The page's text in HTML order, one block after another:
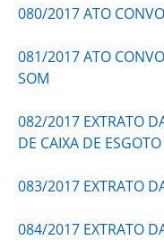
080/2017 ATO
081/2017 ATO
SOM
082/2017 EXTRATO
DE CAIXA DE ESGOTO
083/2017 EXTRATO
084/2017 EXTRATO